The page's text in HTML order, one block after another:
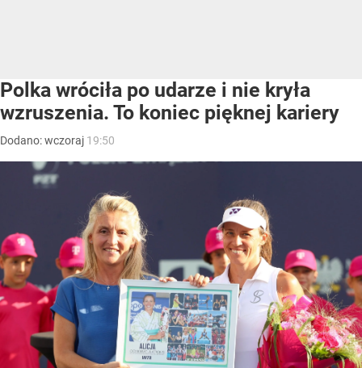
Polka wróciła po udarze i nie kryła
wzruszenia. To koniec pięknej kariery
Dodano:wczoraj 19:50